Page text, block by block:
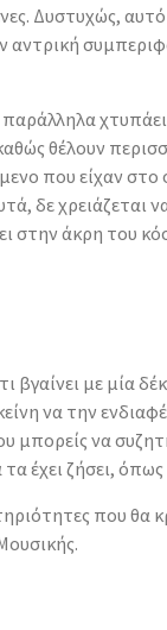
Δυστυχώς,
αντρική
θέλουν
που είχαν
δε χρειάζεται
στην άκρη του
με μία
να την
μπορείς να
έχει ζήσει,
που θα